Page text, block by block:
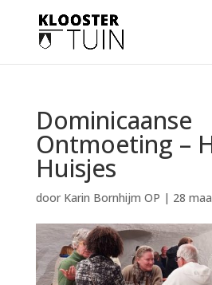
Dominicaanse
Ontmoeting –
Huisjes
door Karin Bornhijm OP | 28